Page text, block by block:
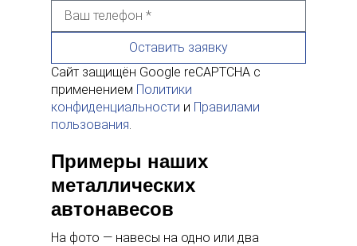
Сайт защищён Google reCAPTCHA с
применением Политики
конфиденциальности и Правилами
пользования
Оставить заявку
Примеры наших
металлических
автонавесов
На фото — навесы на одно или два